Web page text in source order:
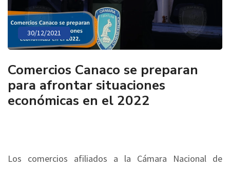
30/12/2021
Comercios Canaco se preparan
para afrontar situaciones
económicas en el 2022
Los comercios afiliados a la Cámara Nacional de